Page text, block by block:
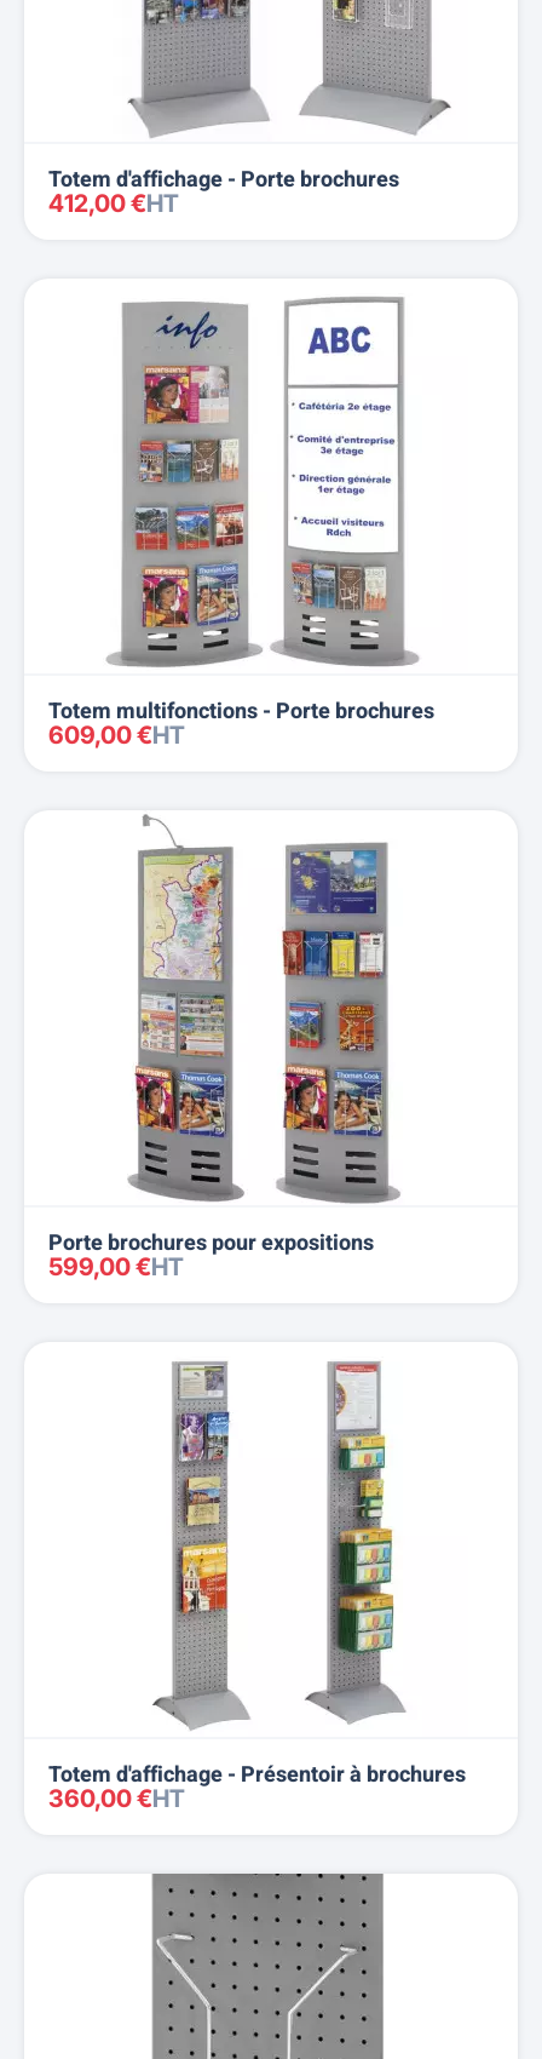
Totem d'affichage - Porte brochures
412,00 €HT
Totem multifonctions - Porte brochures
609,00 €HT
Porte brochures pour expositions
599,00 €HT
Totem d'affichage - Présentoir à brochures
360,00 €HT